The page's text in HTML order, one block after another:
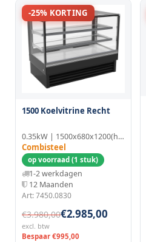
-25% KORTING
1500 Koelvitrine Recht
0.35kW | 1500x680x1200(h)mm
Combisteel
op voorraad (1 stuk)
1-2 werkdagen
12 Maanden
Art: 7450.0830
€3.980,00€2.985,00
excl. btw
Bespaar €995,00